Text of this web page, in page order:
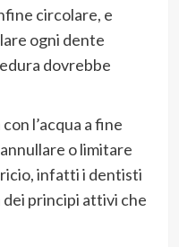
circolare, e
ogni dente
dovrebbe
l’acqua a fine
o limitare
infatti i dentisti
principi attivi che